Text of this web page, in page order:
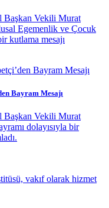
Başkan Vekili Murat
Egemenlik ve Çocuk
kutlama mesajı
Bayram Mesajı
Başkan Vekili Murat
dolayısıyla bir